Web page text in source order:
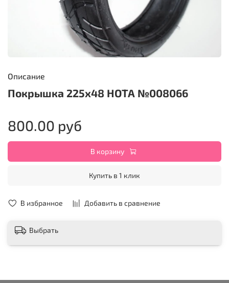
В избранное Добавить в сравнение
Описание
Покрышка 225х48 HOTA №008066
800.00 руб
В корзину
Купить в 1 клик
Выбрать